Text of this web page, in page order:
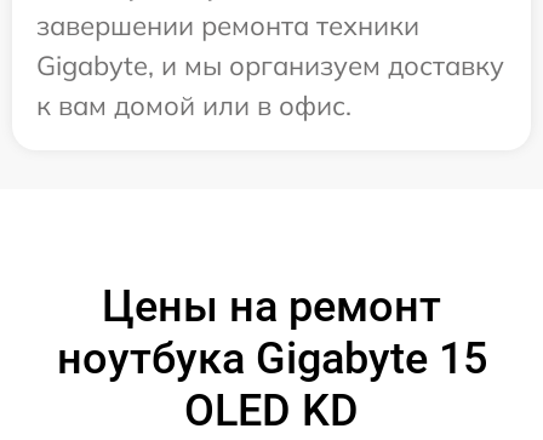
завершении ремонта техники
Gigabyte, и мы организуем доставку
к вам домой или в офис.
Цены на ремонт
ноутбука Gigabyte 15
OLED KD